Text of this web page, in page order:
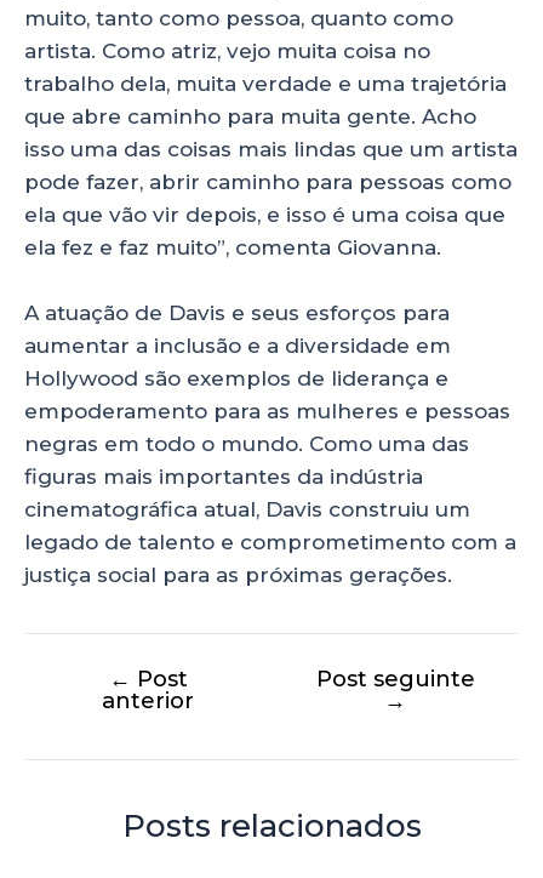
muito, tanto como pessoa, quanto como
artista. Como atriz, vejo muita coisa no
trabalho dela, muita verdade e uma trajetória
que abre caminho para muita gente. Acho
isso uma das coisas mais lindas que um artista
pode fazer, abrir caminho para pessoas como
ela que vão vir depois, e isso é uma coisa que
ela fez e faz muito”, comenta Giovanna.
A atuação de Davis e seus esforços para
aumentar a inclusão e a diversidade em
Hollywood são exemplos de liderança e
empoderamento para as mulheres e pessoas
negras em todo o mundo. Como uma das
figuras mais importantes da indústria
cinematográfica atual, Davis construiu um
legado de talento e comprometimento com a
justiça social para as próximas gerações.
← Post
anterior
Post seguinte
→
Posts relacionados